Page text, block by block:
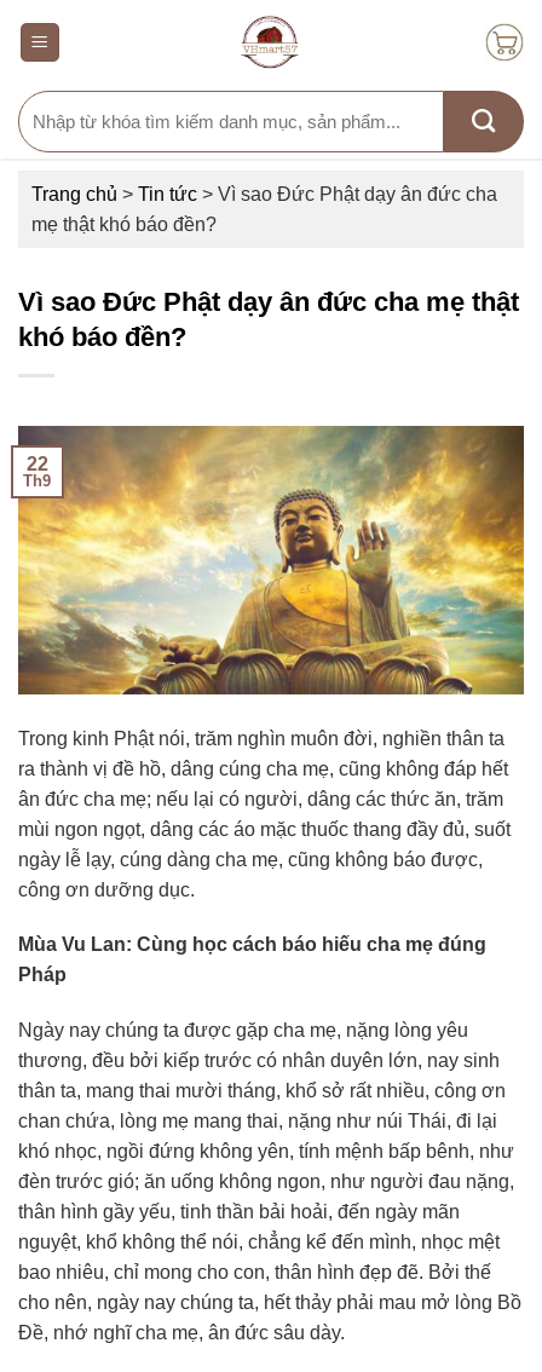
Search
for:
Trang chủ > Tin tức > Vì sao Đức Phật dạy ân đức cha
mẹ thật khó báo đền?
Vì sao Đức Phật dạy ân đức cha mẹ thật
khó báo đền?
22
Th9
Trong kinh Phật nói, trăm nghìn muôn đời, nghiền thân ta
ra thành vị đề hồ, dâng cúng cha mẹ, cũng không đáp hết
ân đức cha mẹ; nếu lại có người, dâng các thức ăn, trăm
mùi ngon ngọt, dâng các áo mặc thuốc thang đầy đủ, suốt
ngày lễ lạy, cúng dàng cha mẹ, cũng không báo được,
công ơn dưỡng dục.
Mùa Vu Lan: Cùng học cách báo hiếu cha mẹ đúng
Pháp
Ngày nay chúng ta được gặp cha mẹ, nặng lòng yêu
thương, đều bởi kiếp trước có nhân duyên lớn, nay sinh
thân ta, mang thai mười tháng, khổ sở rất nhiều, công ơn
chan chứa, lòng mẹ mang thai, nặng như núi Thái, đi lại
khó nhọc, ngồi đứng không yên, tính mệnh bấp bênh, như
đèn trước gió; ăn uống không ngon, như người đau nặng,
thân hình gầy yếu, tinh thần bải hoải, đến ngày mãn
nguyệt, khổ không thể nói, chẳng kể đến mình, nhọc mệt
bao nhiêu, chỉ mong cho con, thân hình đẹp đẽ. Bởi thế
cho nên, ngày nay chúng ta, hết thảy phải mau mở lòng Bồ
Đề, nhớ nghĩ cha mẹ, ân đức sâu dày.